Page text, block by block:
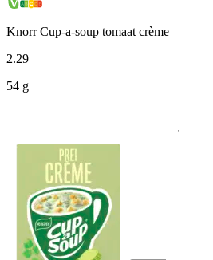
Knorr Cup-a-soup tomaat crème
2.29
54 g